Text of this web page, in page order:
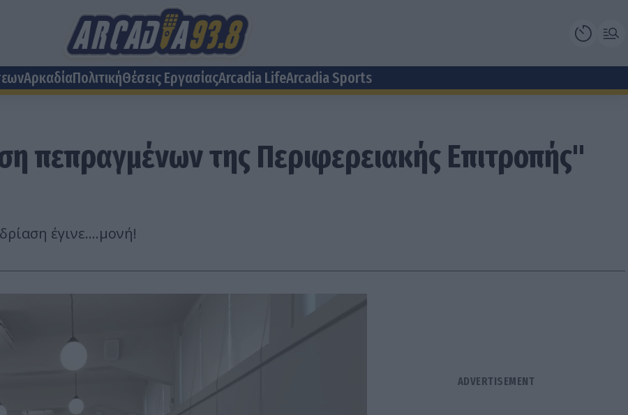
ΑρκαδίαΠολιτικήΘέσεις EργασίαςArcadia LifeArcadia Sports
πεπραγμένων της Περιφερειακής Επιτροπής"
έγινε....μονή!